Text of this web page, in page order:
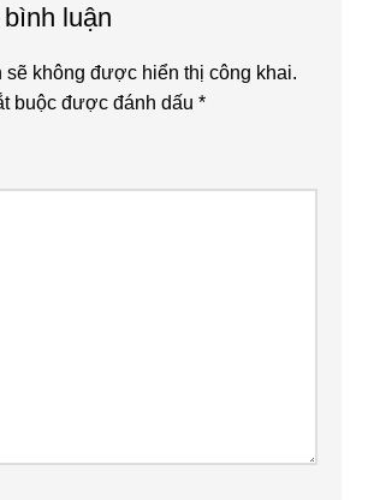
luận
sẽ không được hiển thị công khai.
buộc được đánh dấu*